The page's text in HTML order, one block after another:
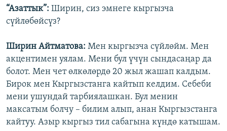
“Азаттык”: Ширин, сиз эмнеге кыргызча
сүйлөбөйсүз?
Ширин Айтматова: Мен кыргызча сүйлөйм. Мен
акцентимен уялам. Мени бул үчүн сындасаңар да
болот. Мен чет өлкөлөрдө 20 жыл жашап калдым.
Бирок мен Кыргызстанга кайтып келдим. Себеби
мени ушундай тарбиялашкан. Бул менин
максатым болчу – билим алып, анан Кыргызстанга
кайтуу. Азыр кыргыз тил сабагына күндө катышам.